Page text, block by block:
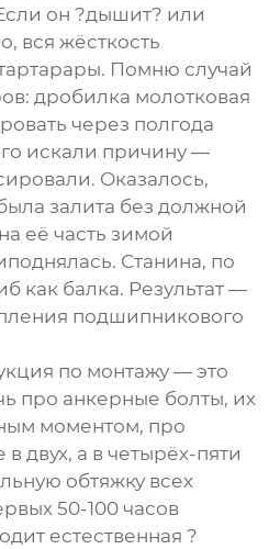
он ?дышит? или
вся жёсткость
Помню случай
дробилка молотковая
через полгода
искали причину —
Оказалось,
залита без должной
её часть зимой
Станина, по
как балка. Результат —
подшипникового
по монтажу — это
про анкерные болты, их
моментом, про
двух, а в четырёх-пяти
обтяжку всех
50-100 часов
естественная ?